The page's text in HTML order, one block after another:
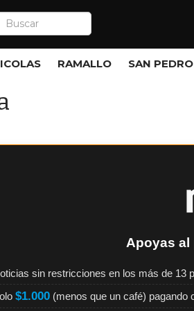
RAMALLO SAN PEDRO
Apoyas al
sin restricciones en los más de 13
$1.000(menos que un café) pagando